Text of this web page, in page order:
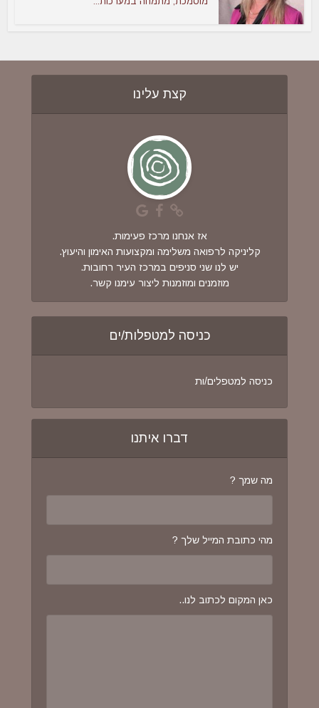
קצת עלינו
אז אנחנו מרכז פעימות.
קליניקה לרפואה משלימה ומקצועות האימון והיעוץ.
יש לנו שני סניפים במרכז העיר רחובות.
מוזמנים ומוזמנות ליצור עימנו קשר.
כניסה למטפלות/ים
כניסה למטפלים/ות
דברו איתנו
מה שמך ?
מהי כתובת המייל שלך ?
כאן המקום לכתוב לנו..